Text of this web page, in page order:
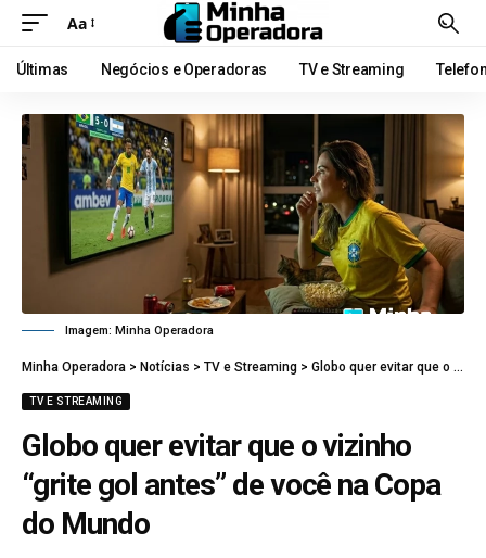
Aa
Últimas Negócios e Operadoras TV e Streaming
Imagem: Minha Operadora
Minha Operadora > Notícias > TV e Streaming > Globo quer evitar que o vizinho “grite gol antes” de você na Copa do Mundo
TV E STREAMING
Globo quer evitar que o vizinho
“grite gol antes” de você na Copa
do Mundo